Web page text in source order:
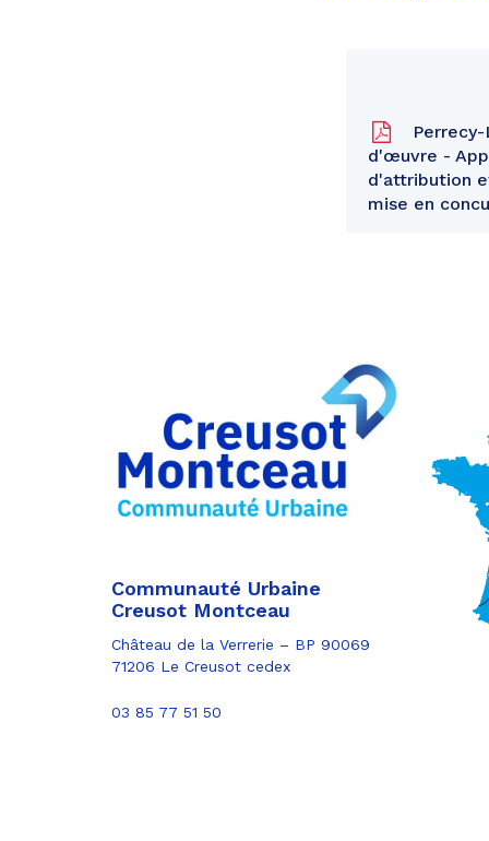
d'œuvre -
d'attribution
mise en
Partager
sur
Facebook
Partager
Partager
Communauté Urbaine
Creusot Montceau
Château de la Verrerie – BP 90069
71206 Le Creusot cedex
03 85 77 51 50